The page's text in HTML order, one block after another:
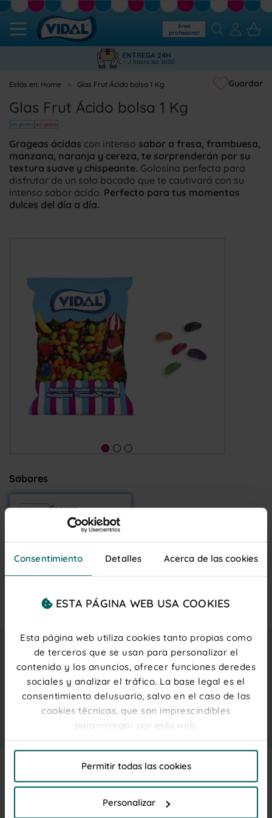
Consentimiento Detalles Acerca de las cookies
ESTA PÁGINA WEB USA COOKIES
Esta página web utiliza cookies tanto propias como
de terceros que se usan para personalizar el
contenido y los anuncios, ofrecer funciones deredes
sociales y analizar el tráfico. La base legal es el
consentimiento delusuario, salvo en el caso de las
cookies técnicas, que son imprescindibles
paranavegar por esta web.
las cookies, y sus datos de contacto son accesibles
en elAviso Legal
Permitir todas las cookies
Personalizar
Área
profesional
ENTREGA 24H
L - J hasta las 16:00
Home Glas Frut Ácido bolsa 1 Kg
Glas Frut Ácido bolsa 1 Kg
sin gluten sin grasa
Guardar
Grageas ácidas con intenso sabor a fresa, frambuesa,
manzana, naranja y cereza, te sorprenderán por su
textura suave y chispeante. Golosina perfecta para
disfrutar de un solo bocado que te cautivará con su
intenso sabor ácido. Perfecto para tus momentos
dulces del día a día.
Sabores
Cereza,
Frambuesa,
Manzana,
Naranja, Fresa
Formatos
8,75 € IVA inc.
(0,02 € ud.)
Entrega gratis martes 11 agosto
PRECIOS PARA PROFESIONALES inicia sesión
Añadir al carrito
Description